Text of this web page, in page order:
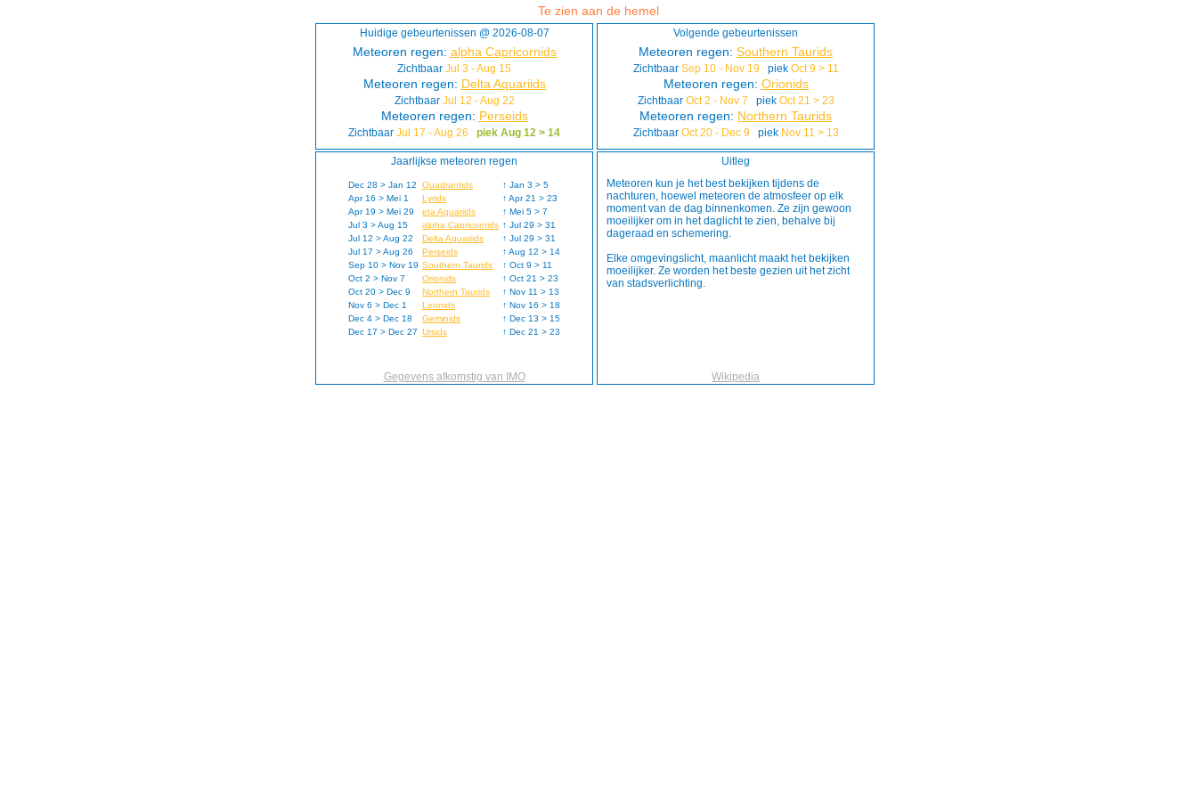
Te zien aan de hemel
Huidige gebeurtenissen @ 2026-08-07
Meteoren regen: alpha Capricornids
Zichtbaar Jul 3 - Aug 15
Meteoren regen: Delta Aquariids
Zichtbaar Jul 12 - Aug 22
Meteoren regen: Perseids
Zichtbaar Jul 17 - Aug 26 piek Aug 12 > 14
Volgende gebeurtenissen
Meteoren regen: Southern Taurids
Zichtbaar Sep 10 - Nov 19 piek Oct 9 > 11
Meteoren regen: Orionids
Zichtbaar Oct 2 - Nov 7 piek Oct 21 > 23
Meteoren regen: Northern Taurids
Zichtbaar Oct 20 - Dec 9 piek Nov 11 > 13
Jaarlijkse meteoren regen
Dec 28 > Jan 12 Quadrantids
↑ Jan 3 > 5
Apr 16 > Mei 1
Lyrids
↑ Apr 21 > 23
Apr 19 > Mei 29
eta Aquariids
↑ Mei 5 > 7
Jul 3 > Aug 15
alpha Capricornids ↑ Jul 29 > 31
Jul 12 > Aug 22
Delta Aquariids
↑ Jul 29 > 31
Jul 17 > Aug 26
Perseids
↑ Aug 12 > 14
Sep 10 > Nov 19 Southern Taurids
↑ Oct 9 > 11
Oct 2 > Nov 7
Orionids
↑ Oct 21 > 23
Oct 20 > Dec 9
Northern Taurids
↑ Nov 11 > 13
Nov 6 > Dec 1
Leonids
↑ Nov 16 > 18
Dec 4 > Dec 18
Geminids
↑ Dec 13 > 15
Dec 17 > Dec 27 Ursids ↑ Dec 21 > 23
Gegevens afkomstig van IMO
Uitleg
Meteoren kun je het best bekijken tijdens de
nachturen, hoewel meteoren de atmosfeer op elk
moment van de dag binnenkomen. Ze zijn gewoon
moeilijker om in het daglicht te zien, behalve bij
dageraad en schemering.
Elke omgevingslicht, maanlicht maakt het bekijken
moeilijker. Ze worden het beste gezien uit het zicht
van stadsverlichting.
Wikipedia